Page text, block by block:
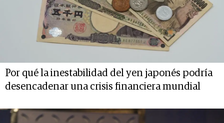
Por qué la inestabilidad del yen japonés podría
desencadenar una crisis financiera mundial